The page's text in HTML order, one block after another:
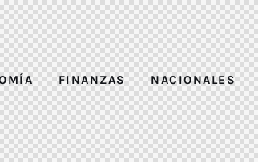
FINANZAS NACIONALES
ESTADO ECONOMÍA FINANZAS